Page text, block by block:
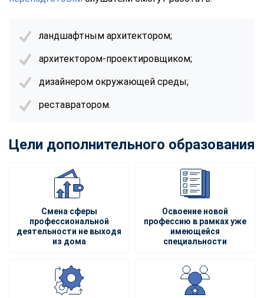
ландшафтным архитектором;
архитектором-проектировщиком;
дизайнером окружающей среды;
реставратором.
Цели дополнительного образования
Смена сферы
профессиональной
деятельности не выходя
из дома
Освоение новой
профессию в рамках уже
имеющейся
специальности